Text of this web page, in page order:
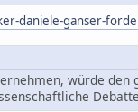
daniele-ganser-
würde